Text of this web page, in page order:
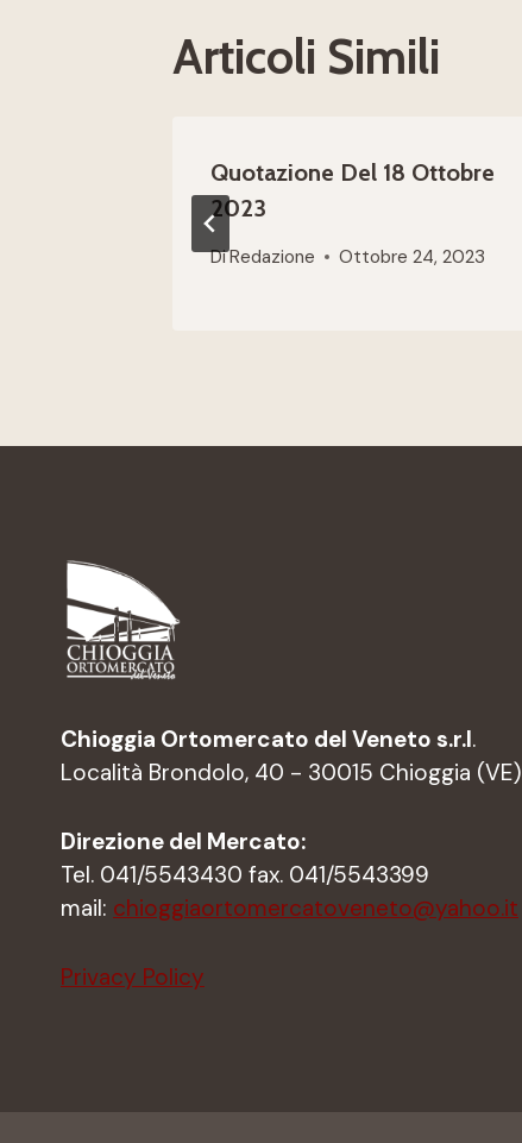
Articoli Simili
Quotazione Del 18 Ottobre
2023
DiRedazione Ottobre 24, 2023
Chioggia Ortomercato del Veneto s.r.l.
Località Brondolo, 40 - 30015 Chioggia (VE)
Direzione del Mercato:
Tel. 041/5543430 fax. 041/5543399
mail: chioggiaortomercatoveneto@yahoo.it
Privacy Policy